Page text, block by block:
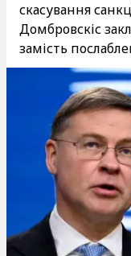
скасування
Домбровскіс
замість